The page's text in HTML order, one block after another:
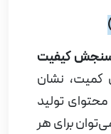
)
سنجش کیفیت
کمیت، نشان
تولید
برای هر